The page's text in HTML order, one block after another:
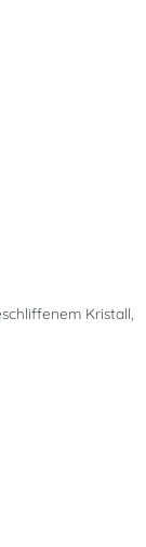
Kristall,